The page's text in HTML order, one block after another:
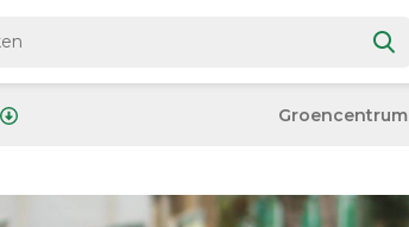
Groencentrum